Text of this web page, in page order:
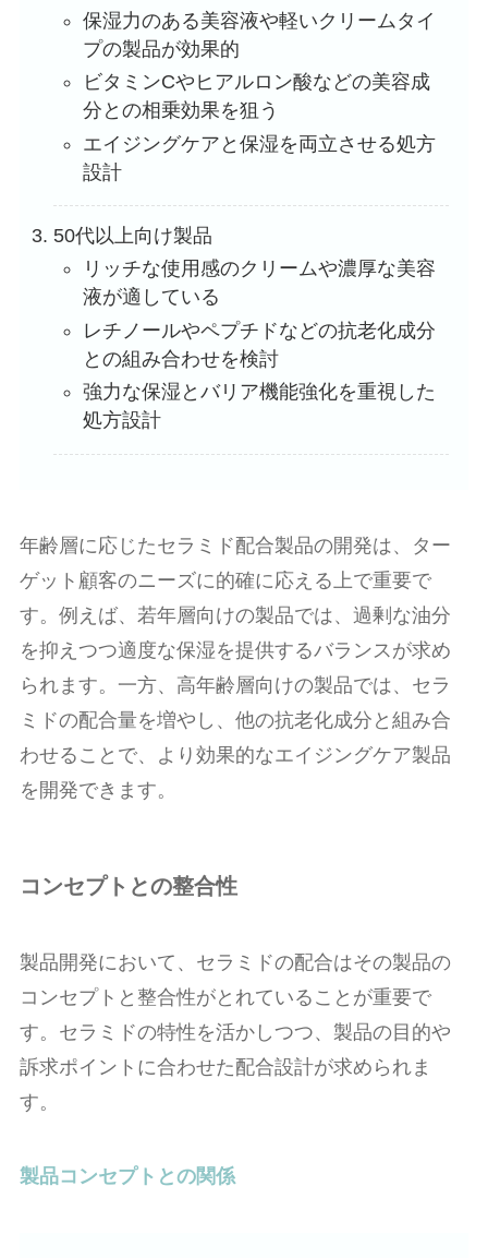
保湿力のある美容液や軽いクリームタイ
プの製品が効果的
ビタミンCやヒアルロン酸などの美容成
分との相乗効果を狙う
エイジングケアと保湿を両立させる処方
設計
50代以上向け製品
リッチな使用感のクリームや濃厚な美容
液が適している
レチノールやペプチドなどの抗老化成分
との組み合わせを検討
強力な保湿とバリア機能強化を重視した
処方設計
年齢層に応じたセラミド配合製品の開発は、ター
ゲット顧客のニーズに的確に応える上で重要で
す。例えば、若年層向けの製品では、過剰な油分
を抑えつつ適度な保湿を提供するバランスが求め
られます。一方、高年齢層向けの製品では、セラ
ミドの配合量を増やし、他の抗老化成分と組み合
わせることで、より効果的なエイジングケア製品
を開発できます。
コンセプトとの整合性
製品開発において、セラミドの配合はその製品の
コンセプトと整合性がとれていることが重要で
す。セラミドの特性を活かしつつ、製品の目的や
訴求ポイントに合わせた配合設計が求められま
す。
製品コンセプトとの関係